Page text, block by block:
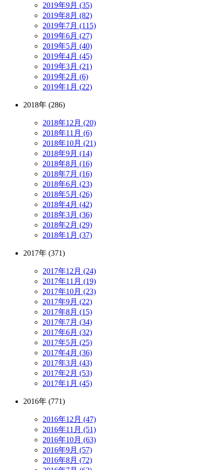
2019年9月 (35)
2019年8月 (82)
2019年7月 (115)
2019年6月 (27)
2019年5月 (40)
2019年4月 (45)
2019年3月 (21)
2019年2月 (6)
2019年1月 (22)
2018年 (286)
2018年12月 (20)
2018年11月 (6)
2018年10月 (21)
2018年9月 (14)
2018年8月 (16)
2018年7月 (16)
2018年6月 (23)
2018年5月 (26)
2018年4月 (42)
2018年3月 (36)
2018年2月 (29)
2018年1月 (37)
2017年 (371)
2017年12月 (24)
2017年11月 (19)
2017年10月 (23)
2017年9月 (22)
2017年8月 (15)
2017年7月 (34)
2017年6月 (32)
2017年5月 (25)
2017年4月 (36)
2017年3月 (43)
2017年2月 (53)
2017年1月 (45)
2016年 (771)
2016年12月 (47)
2016年11月 (51)
2016年10月 (63)
2016年9月 (57)
2016年8月 (72)